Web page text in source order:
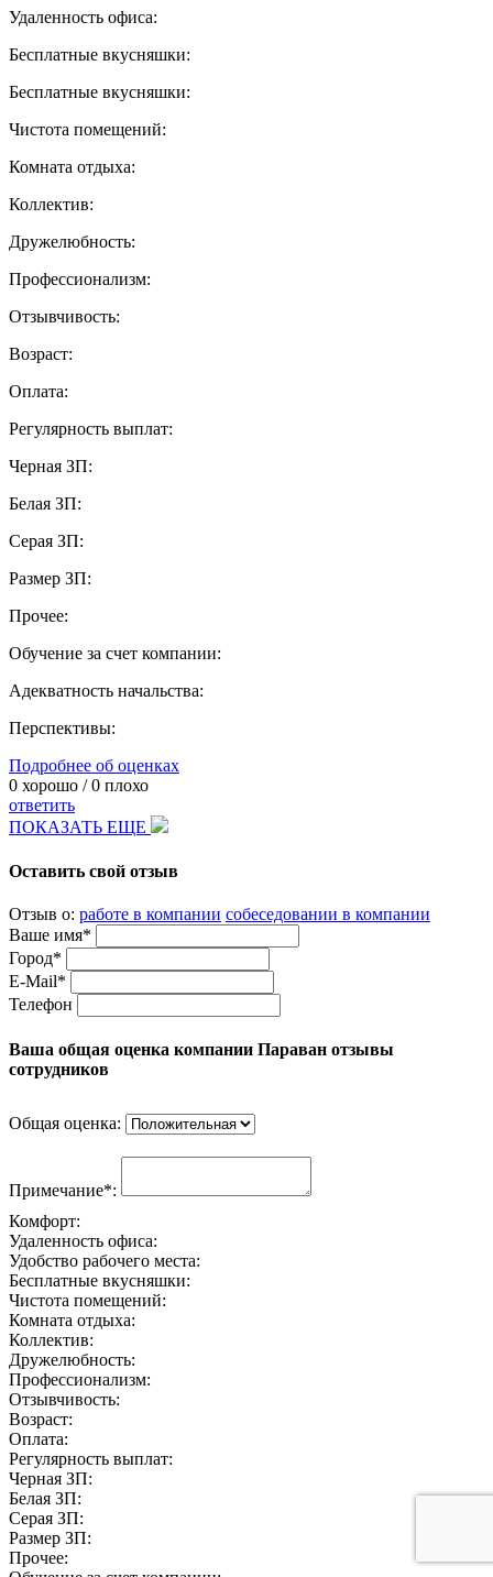
Удаленность офиса:
Бесплатные вкусняшки:
Бесплатные вкусняшки:
Чистота помещений:
Комната отдыха:
Коллектив:
Дружелюбность:
Профессионализм:
Отзывчивость:
Возраст:
Оплата:
Регулярность выплат:
Черная ЗП:
Белая ЗП:
Серая ЗП:
Размер ЗП:
Прочее:
Обучение за счет компании:
Адекватность начальства:
Перспективы:
Подробнее об оценках
0 хорошо /0 плохо
ответить
ПОКАЗАТЬ ЕЩЕ
Оставить свой отзыв
Отзыв о: работе в компании собеседовании в компании
Ваше имя*
Город*
E-Mail*
Телефон
Ваша общая оценка компании Параван отзывы
сотрудников
Общая оценка:
Примечание*:
Комфорт:
Удаленность офиса:
Удобство рабочего места:
Бесплатные вкусняшки:
Чистота помещений:
Комната отдыха:
Коллектив:
Дружелюбность:
Профессионализм:
Отзывчивость:
Возраст:
Оплата:
Регулярность выплат:
Черная ЗП:
Белая ЗП:
Серая ЗП:
Размер ЗП:
Прочее: